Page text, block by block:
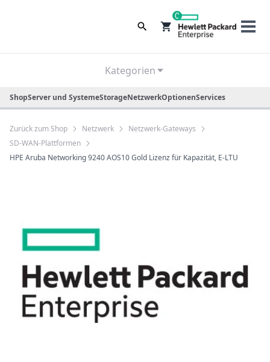
0
Kategorien
ShopServer und SystemeStorageNetzwerkOptionenServices
Zurück zum Shop Netzwerk
Netzwerk-Gateways
SD-WAN-Plattformen
HPE Aruba Networking 9240 AOS10 Gold Lizenz für Kapazität, E-LTU